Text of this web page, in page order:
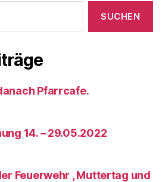
Pfarrcafe.
14. – 29.05.2022
Feuerwehr , Muttertag und